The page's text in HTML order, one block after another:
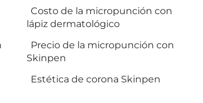
Costo de la micropunción con
lápiz dermatológico
Precio de la micropunción con
Skinpen
Estética de corona Skinpen